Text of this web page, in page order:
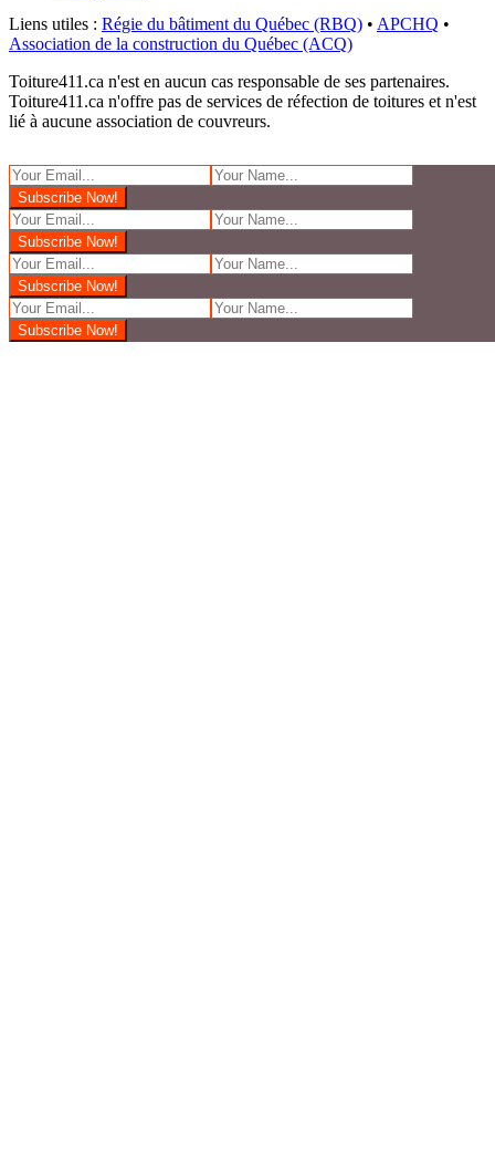
Liens utiles : Régie du bâtiment du Québec (RBQ) • APCHQ •
Association de la construction du Québec (ACQ)
Toiture411.ca n'est en aucun cas responsable de ses partenaires.
Toiture411.ca n'offre pas de services de réfection de toitures et n'est
lié à aucune association de couvreurs.